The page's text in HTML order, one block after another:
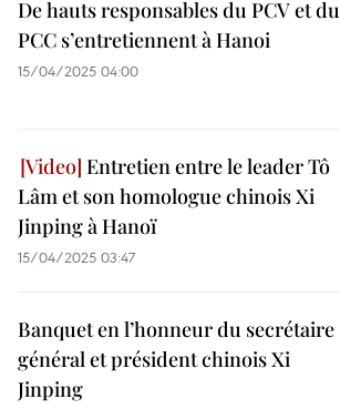
De hauts responsables du PCV et du
PCC s’entretiennent à Hanoi
15/04/2025 04:00
Entretien entre le leader Tô
Lâm et son homologue chinois Xi
Jinping à Hanoï
15/04/2025 03:47
Banquet en l’honneur du secrétaire
général et président chinois Xi
Jinping